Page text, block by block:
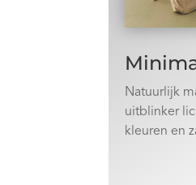
Natuurlijk
uitblinker
kleuren en